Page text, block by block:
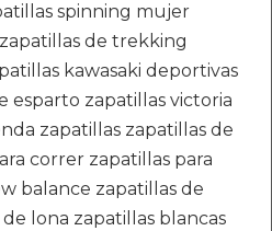
spinning mujer
de trekking
kawasaki deportivas
esparto zapatillas victoria
zapatillas zapatillas de
correr zapatillas para
balance zapatillas de
lona zapatillas blancas